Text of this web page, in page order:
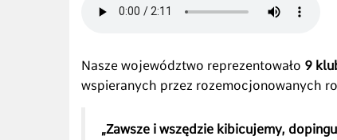
Nasze województwo reprezentowało 9
wspieranych przez rozemocjonowanych
„Zawsze i wszędzie kibicujemy,